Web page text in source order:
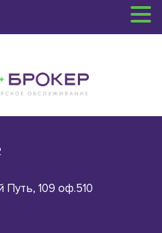
Путь, 109 оф.510